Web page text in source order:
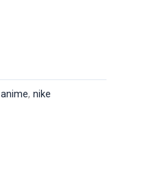
anime, nike